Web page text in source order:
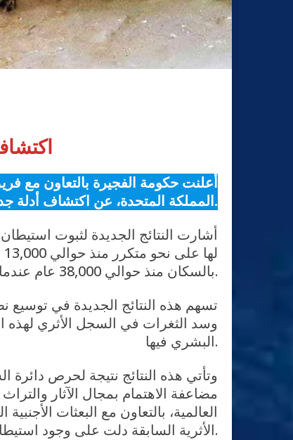
أعلنت حكومة الفجيرة بالتعاون مع
المملكة المتحدة، عن اكتشاف أدلة جديدة تشير إلى تواجد بشري قديم يعود لعصور ما قبل التاريخ في إمارة الفجيرة تعود لنحو 13,000 عام.
أشارت النتائج الجديدة لثبوت
بالسكان منذ حوالي 38,000 عام عندما سادتها الظروف المناخية الجافة، إلى أن أصبح مناخها أكثر رطوبة قبل نحو 7,000 عام.
تسهم هذه النتائج الجديدة في توسيع
وسد الثغرات في السجل الأثري لهذه
البشري فيها.
وتأتي هذه النتائج نتيجة لحرص دائرة
مضاعفة الاهتمام بمجال الآثار
العالمية، بالتعاون مع البعثات
الأثرية السابقة دلت على وجود استيطان بشريّ وأدوات تعود إلى فترة ما قبل الميلاد.